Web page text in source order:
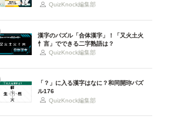
QuizKnock編集部
漢字のパズル「合体漢字」！「又火土火
忄言」でできる二字熟語は？
QuizKnock編集部
「？」に入る漢字はなに？和同開珎パズ
ル176
QuizKnock編集部